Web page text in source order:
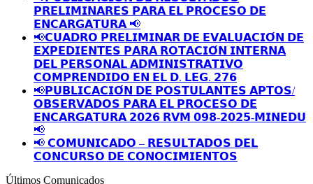
𝗣𝗥𝗘𝗟𝗜𝗠𝗜𝗡𝗔𝗥𝗘𝗦 𝗣𝗔𝗥𝗔 𝗘𝗟 𝗣𝗥𝗢𝗖𝗘𝗦𝗢 𝗗𝗘
𝗘𝗡𝗖𝗔𝗥𝗚𝗔𝗧𝗨𝗥𝗔 📢
📢𝗖𝗨𝗔𝗗𝗥𝗢 𝗣𝗥𝗘𝗟𝗜𝗠𝗜𝗡𝗔𝗥 𝗗𝗘 𝗘𝗩𝗔𝗟𝗨𝗔𝗖𝗜𝗢́𝗡 𝗗𝗘
𝗘𝗫𝗣𝗘𝗗𝗜𝗘𝗡𝗧𝗘𝗦 𝗣𝗔𝗥𝗔 𝗥𝗢𝗧𝗔𝗖𝗜𝗢́𝗡 𝗜𝗡𝗧𝗘𝗥𝗡𝗔
𝗗𝗘𝗟 𝗣𝗘𝗥𝗦𝗢𝗡𝗔𝗟 𝗔𝗗𝗠𝗜𝗡𝗜𝗦𝗧𝗥𝗔𝗧𝗜𝗩𝗢
𝗖𝗢𝗠𝗣𝗥𝗘𝗡𝗗𝗜𝗗𝗢 𝗘𝗡 𝗘𝗟 𝗗. 𝗟𝗘𝗚. 𝟮𝟳𝟲
📢𝗣𝗨𝗕𝗟𝗜𝗖𝗔𝗖𝗜𝗢́𝗡 𝗗𝗘 𝗣𝗢𝗦𝗧𝗨𝗟𝗔𝗡𝗧𝗘𝗦 𝗔𝗣𝗧𝗢𝗦/
𝗢𝗕𝗦𝗘𝗥𝗩𝗔𝗗𝗢𝗦 𝗣𝗔𝗥𝗔 𝗘𝗟 𝗣𝗥𝗢𝗖𝗘𝗦𝗢 𝗗𝗘
𝗘𝗡𝗖𝗔𝗥𝗚𝗔𝗧𝗨𝗥𝗔 𝟮𝟬𝟮𝟲 𝗥𝗩𝗠 𝟬𝟵𝟴-𝟮𝟬𝟮𝟱-𝗠𝗜𝗡𝗘𝗗𝗨
📢
📢 𝗖𝗢𝗠𝗨𝗡𝗜𝗖𝗔𝗗𝗢 – 𝗥𝗘𝗦𝗨𝗟𝗧𝗔𝗗𝗢𝗦 𝗗𝗘𝗟
𝗖𝗢𝗡𝗖𝗨𝗥𝗦𝗢 𝗗𝗘 𝗖𝗢𝗡𝗢𝗖𝗜𝗠𝗜𝗘𝗡𝗧𝗢𝗦
Últimos Comunicados